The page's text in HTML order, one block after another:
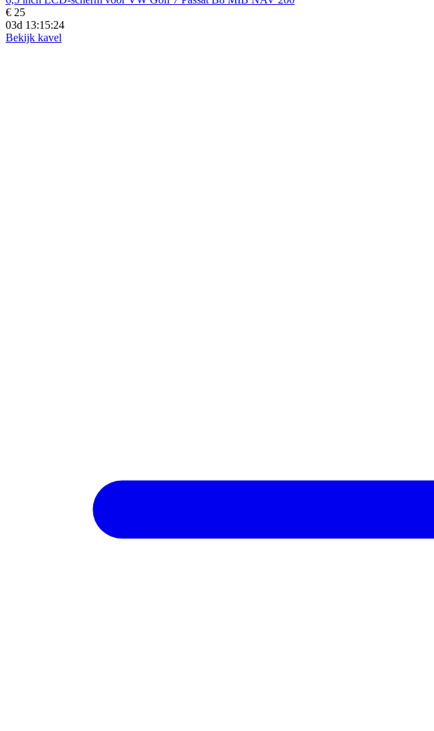
€ 25
03d 13:15:24
Bekijk kavel